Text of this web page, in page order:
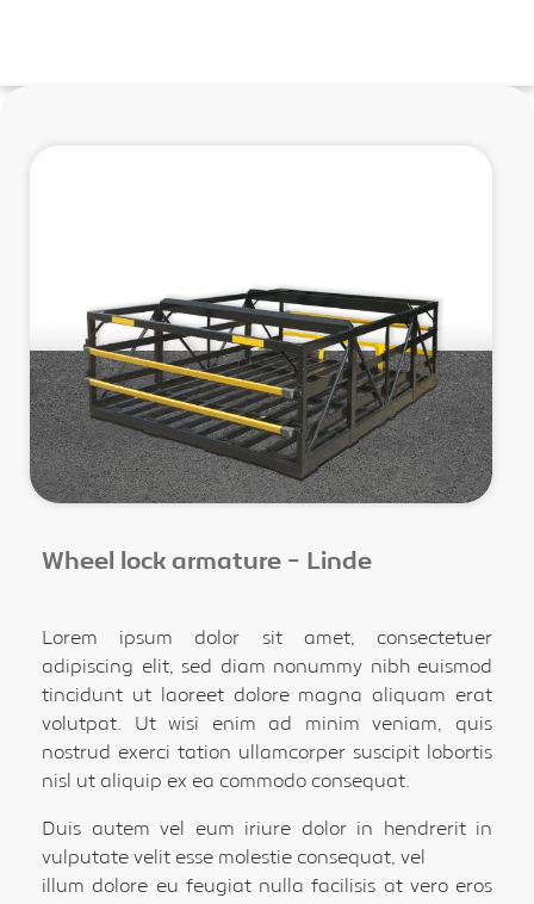
Wheel lock armature - Linde
Lorem ipsum dolor sit amet, consectetuer
adipiscing elit, sed diam nonummy nibh euismod
tincidunt ut laoreet dolore magna aliquam erat
volutpat. Ut wisi enim ad minim veniam, quis
nostrud exerci tation ullamcorper suscipit lobortis
nisl ut aliquip ex ea commodo consequat.
Duis autem vel eum iriure dolor in hendrerit in
vulputate velit esse molestie consequat, vel
illum dolore eu feugiat nulla facilisis at vero eros